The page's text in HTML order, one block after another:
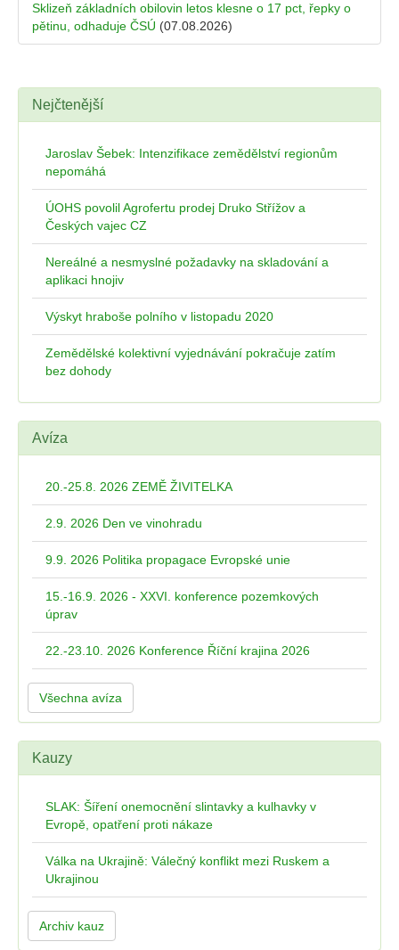
Sklizeň základních obilovin letos klesne o 17 pct, řepky o
pětinu, odhaduje ČSÚ (07.08.2026)
Nejčtenější
Jaroslav Šebek: Intenzifikace zemědělství regionům
nepomáhá
ÚOHS povolil Agrofertu prodej Druko Střížov a
Českých vajec CZ
Nereálné a nesmyslné požadavky na skladování a
aplikaci hnojiv
Výskyt hraboše polního v listopadu 2020
Zemědělské kolektivní vyjednávání pokračuje zatím
bez dohody
Avíza
20.-25.8. 2026 ZEMĚ ŽIVITELKA
2.9. 2026 Den ve vinohradu
9.9. 2026 Politika propagace Evropské unie
15.-16.9. 2026 - XXVI. konference pozemkových
úprav
22.-23.10. 2026 Konference Říční krajina 2026
Všechna avíza
Kauzy
SLAK: Šíření onemocnění slintavky a kulhavky v
Evropě, opatření proti nákaze
Válka na Ukrajině: Válečný konflikt mezi Ruskem a
Ukrajinou
Archiv kauz